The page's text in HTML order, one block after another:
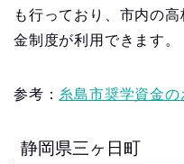
も行っており、市内の
金制度が利用できます。
参考： 糸島市奨学資金の
静岡県三ヶ日町